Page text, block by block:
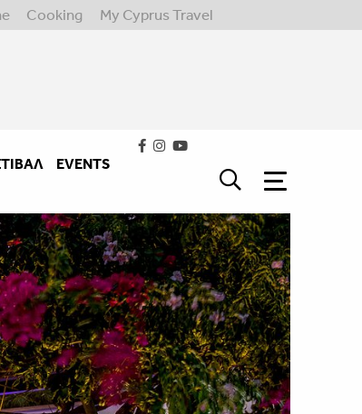
Cooking My Cyprus Travel
EVENTS